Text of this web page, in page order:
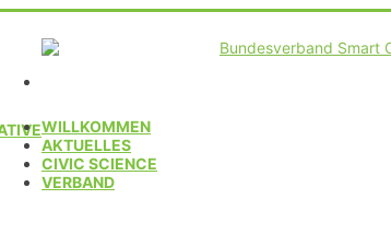
WILLKOMMEN
AKTUELLES
CIVIC SCIENCE
VERBAND